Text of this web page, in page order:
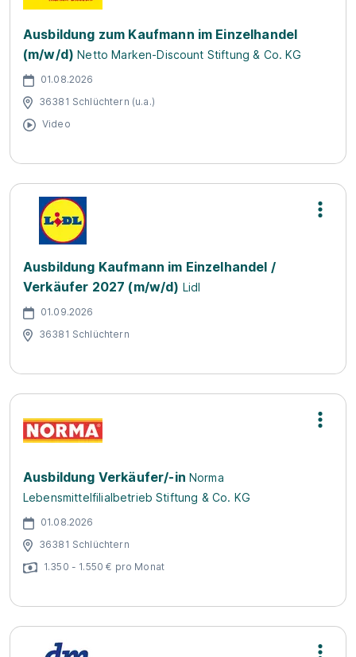
Ausbildung zum Kaufmann im Einzelhandel
(m/w/d) Netto Marken-Discount Stiftung & Co. KG
01.08.2026
36381 Schlüchtern (u.a.)
Video
Ausbildung Kaufmann im Einzelhandel /
Verkäufer 2027 (m/w/d) Lidl
01.09.2026
36381 Schlüchtern
Ausbildung Verkäufer/-in Norma
Lebensmittelfilialbetrieb Stiftung & Co. KG
01.08.2026
36381 Schlüchtern
1.350 - 1.550 € pro Monat